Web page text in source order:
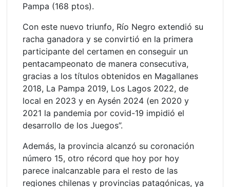
Pampa (168 ptos).
Con este nuevo triunfo, Río Negro extendió su
racha ganadora y se convirtió en la primera
participante del certamen en conseguir un
pentacampeonato de manera consecutiva,
gracias a los títulos obtenidos en Magallanes
2018, La Pampa 2019, Los Lagos 2022, de
local en 2023 y en Aysén 2024 (en 2020 y
2021 la pandemia por covid-19 impidió el
desarrollo de los Juegos”.
Además, la provincia alcanzó su coronación
número 15, otro récord que hoy por hoy
parece inalcanzable para el resto de las
regiones chilenas y provincias patagónicas, ya